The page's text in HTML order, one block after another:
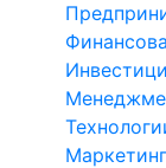
Маркетинг